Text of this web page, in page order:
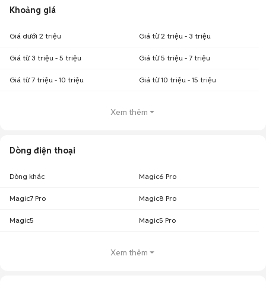
Khoảng giá
Giá dưới 2 triệu Giá từ 2 triệu - 3 triệu
Giá từ 3 triệu - 5 triệu Giá từ 5 triệu - 7 triệu
Giá từ 7 triệu - 10 triệu Giá từ 10 triệu - 15 triệu
Xem thêm
Dòng điện thoại
Dòng khác Magic6 Pro
Magic7 Pro Magic8 Pro
Magic5 Magic5 Pro
Xem thêm